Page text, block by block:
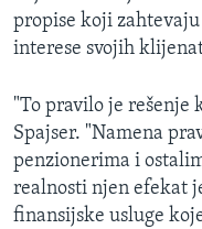
propise koji
interese svojih
"To pravilo je rešenje
Spajser. "Namena
penzionerima i
realnosti njen efekat
finansijske usluge